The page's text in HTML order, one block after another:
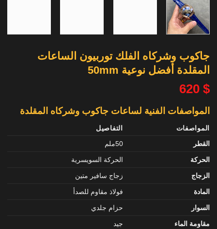
جاكوب وشركاه الفلك توربيون الساعات
المقلدة أفضل نوعية 50mm
620 $
المواصفات الفنية لساعات جاكوب وشركاه المقلدة
المواصفات
التفاصيل
القطر
50ملم
الحركة الحركة السويسرية
الزجاج زجاج سافير متين
المادة فولاذ مقاوم للصدأ
السوار حزام جلدي
مقاومة الماء جيد